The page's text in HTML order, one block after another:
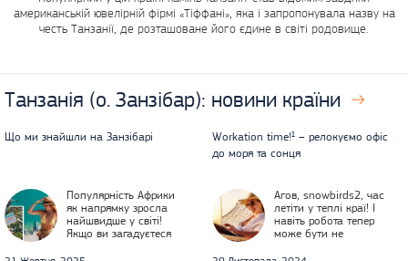
американській ювелірній фірмі «Тіффані», яка і запропонувала назву на
честь Танзанії, де розташоване його єдине в світі родовище.
Танзанія (о. Занзібар): новини країни
Що ми знайшли на Занзібарі
Популярність Африки
як напрямку зросла
найшвидше у світі!
Якщо ви загадуєтеся
Workation time!¹ – релокуємо офіс
до моря та сонця
Агов, snowbirds2, час
летіти у теплі краї! І
навіть робота тепер
може бути не